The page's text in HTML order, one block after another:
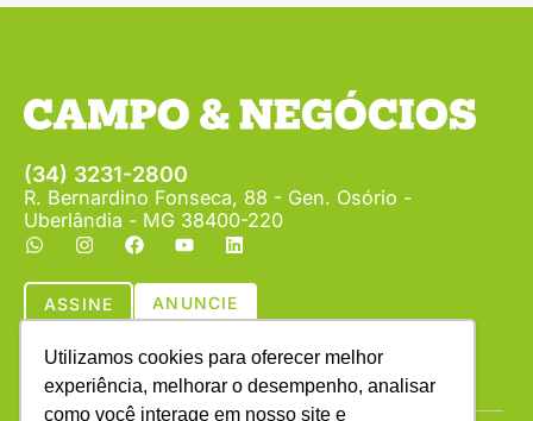
Utilizamos cookies para oferecer melhor
experiência, melhorar o desempenho, analisar
como você interage em nosso site e
(34) 3231-2800
R. Bernardino Fonseca, 88 - Gen. Osório -
Uberlândia - MG 38400-220
ASSINE ANUNCIE